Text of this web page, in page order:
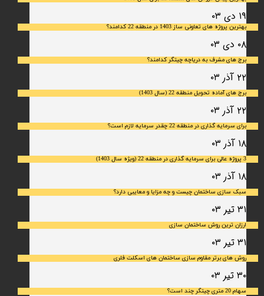
۱۹ دی ۰۳
بهترین پروژه های تعاونی ساز 1403 در منطقه 22 کدامند؟
۰۸ دی ۰۳
برج های مشرف به دریاچه چیتگر کدامند؟
۲۲ آذر ۰۳
برج های آماده تحویل منطقه 22 (سال 1403)
۲۲ آذر ۰۳
برای سرمایه‌ گذاری در منطقه 22 چقدر سرمایه لازم است؟
۱۸ آذر ۰۳
3 پروژه عالی برای سرمایه گذاری در منطقه 22 (ویژه سال 1403)
۱۸ آذر ۰۳
سبک سازی ساختمان چیست و چه مزایا و معایبی دارد؟
۳۱ تیر ۰۳
ارزان ترین روش ساختمان سازی
۳۱ تیر ۰۳
روش های برتر مقاوم سازی ساختمان های اسکلت فلری
۳۰ تیر ۰۳
سهام 20 متری چیتگر چند است؟